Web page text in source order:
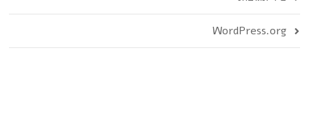
WordPress.org